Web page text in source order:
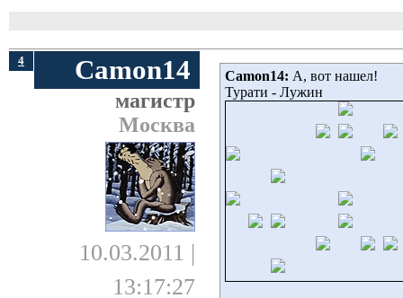
4 Camon14
магистр
Москва
10.03.2011 |
13:17:27
Camon14: А, вот нашел!
Турати - Лужин